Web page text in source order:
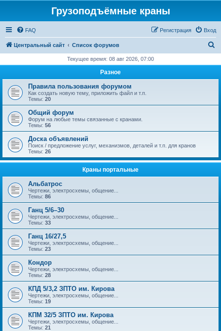
Грузоподъёмные краны
FAQ Вход
Регистрация
Центральный сайт Список форумов
с
Текущее время: 08 авг 2026, 07:00
Разное
Правила пользования форумом
Как создать новую тему, приложить файл и т.п.
Темы: 20
Общий форум
Форум на любые темы связанные с кранами.
Темы: 56
Доска объявлений
Поиск / предложение услуг, механизмов, деталей и т.п. для кранов
Темы: 26
Краны портальные
Альбатрос
Чертежи, электросхемы, общение...
Темы: 86
Ганц 5/6–30
Чертежи, электросхемы, общение...
Темы: 33
Ганц 16/27,5
Чертежи, электросхемы, общение...
Темы: 23
Кондор
Чертежи, электросхемы, общение...
Темы: 28
КПД 5/3,2 ЗПТО им. Кирова
Чертежи, электросхемы, общение...
Темы: 19
КПМ 32/5 ЗПТО им. Кирова
Чертежи, электросхемы, общение...
Темы: 21